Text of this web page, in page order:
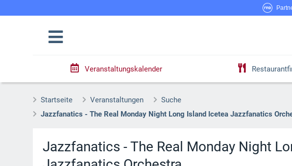
Veranstaltungskalender
Startseite Veranstaltungen
Suche
Jazzfanatics - The Real Monday Night Long Island Icetea Jazzfanatics
Jazzfanatics - The Real Monday Night